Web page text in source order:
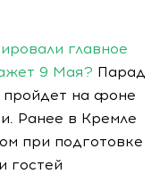
главное
9 Мая? Парад
на фоне
Ранее в Кремле
при подготовке
гостей